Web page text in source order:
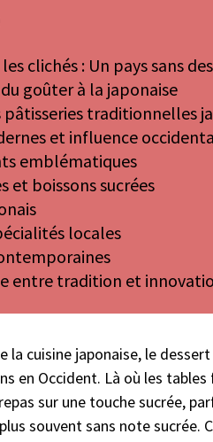
clichés : Un pays sans
goûter à la japonaise
pâtisseries traditionnelles
et influence
emblématiques
et boissons sucrées
locales
entre tradition et
la cuisine japonaise, le
en Occident. Là où les
sur une touche sucrée,
souvent sans note